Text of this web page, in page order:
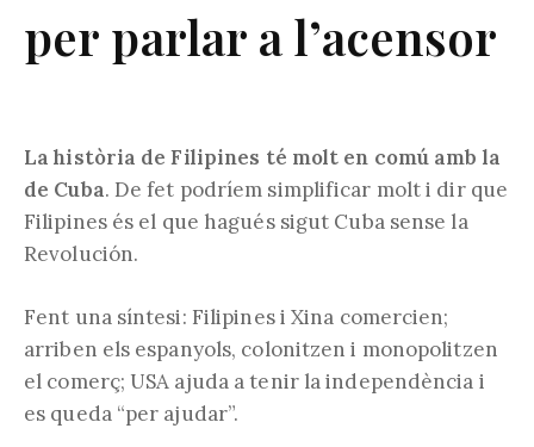
per parlar a l’acensor
La història de Filipines té molt en comú amb la
de Cuba. De fet podríem simplificar molt i dir que
Filipines és el que hagués sigut Cuba sense la
Revolución.
Fent una síntesi: Filipines i Xina comercien;
arriben els espanyols, colonitzen i monopolitzen
el comerç; USA ajuda a tenir la independència i
es queda “per ajudar”.